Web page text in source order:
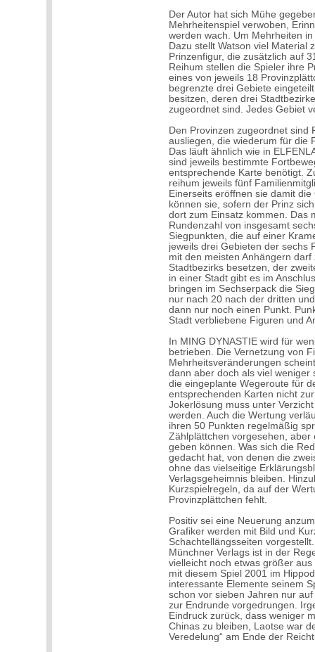
Der Autor hat sich Mühe
Mehrheitenspiel verwoben,
werden wach. Um Mehrheiten
Dazu stellt Watson viel Material
Prinzenfigur, die zusätzlich auf
Reihum stellen die Spieler ihre
eines von jeweils 18
begrenzte drei Gebiete
besitzen, deren drei
zugeordnet sind. Jedes Gebiet
Den Provinzen zugeordnet sind
ausliegen, die wiederum für die
Das läuft ähnlich wie in
sind jeweils bestimmte
entsprechende Karte benötigt.
reihum jeweils fünf
Einerseits eröffnen sie damit
können sie, sofern der Prinz
dort zum Einsatz kommen. Das
Rundenzahl von insgesamt
Siegpunkten, die auf einer
jeweils drei Gebieten der sechs
mit den meisten Anhängern
Stadtbezirks besetzen, der
in einer Stadt gibt es im
bringen im Sechserpack die
nur nach 20 nach der dritten
dann nur noch einen Punkt.
Stadt verbliebene Figuren und
In MING DYNASTIE wird für
betrieben. Die Vernetzung von
Mehrheitsveränderungen
dann aber doch als viel
die eingeplante Wegeroute für
entsprechenden Karten nicht
Jokerlösung muss unter
werden. Auch die Wertung
ihren 50 Punkten regelmäßig
Zählplättchen vorgesehen,
geben können. Was sich die
gedacht hat, von denen die
ohne das vielseitige
Verlagsgeheimnis bleiben.
Kurzspielregeln, da auf der
Provinzplättchen fehlt.
Positiv sei eine Neuerung
Grafiker werden mit Bild und
Schachtellängsseiten
Münchner Verlags ist in der
vielleicht noch etwas größer
mit diesem Spiel 2001 im
interessante Elemente seinem
schon vor sieben Jahren nur
zur Endrunde vorgedrungen.
Eindruck zurück, dass weniger
Chinas zu bleiben, Laotse war
Veredelung“ am Ende der